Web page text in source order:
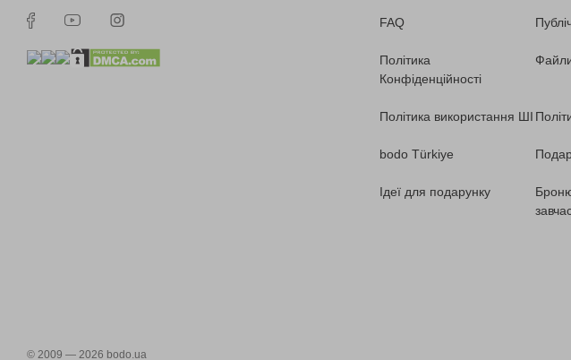
FAQ
Політика
Конфіденційності
Політика використання ШІ
bodo Türkiye
Ідеї для подарунку
© 2009 — 2026 bodo.ua